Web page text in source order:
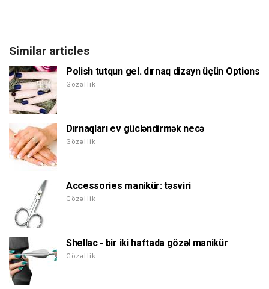
Similar articles
Polish tutqun gel. dırnaq dizayn üçün Options
Gözəllik
Dırnaqları ev gücləndirmək necə
Gözəllik
Accessories manikür: təsviri
Gözəllik
Shellac - bir iki haftada gözəl manikür
Gözəllik